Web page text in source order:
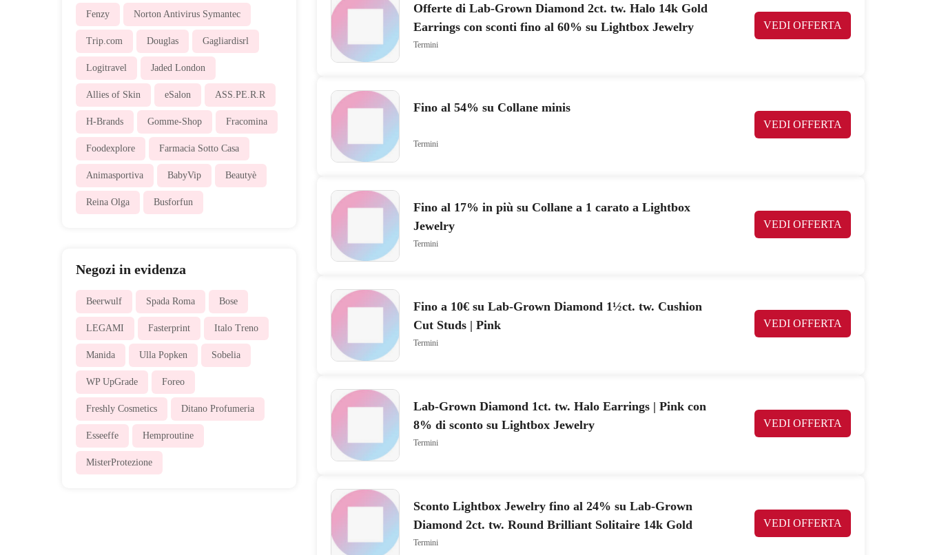
Fenzy Norton Antivirus Symantec
Trip.com Douglas Gagliardisrl
Logitravel Jaded London
Allies of Skin eSalon ASS.PE.R.R
H-Brands Gomme-Shop Fracomina
Foodexplore Farmacia Sotto Casa
Animasportiva BabyVip Beautyè
Reina Olga Busforfun
Negozi in evidenza
Beerwulf Spada Roma Bose
LEGAMI Fasterprint Italo Treno
Manida Ulla Popken Sobelia
WP UpGrade Foreo
Freshly Cosmetics Ditano Profumeria
Esseeffe Hemproutine
MisterProtezione
Offerte di Lab-Grown Diamond 2ct. tw. Halo 14k Gold
Earrings con sconti fino al 60% su Lightbox Jewelry
VEDI OFFERTA
Termini
Fino al 54% su Collane minis
VEDI OFFERTA
Termini
Fino al 17% in più su Collane a 1 carato a Lightbox
Jewelry
VEDI OFFERTA
Termini
Fino a 10€ su Lab-Grown Diamond 1½ct. tw. Cushion
Cut Studs | Pink
VEDI OFFERTA
Termini
Lab-Grown Diamond 1ct. tw. Halo Earrings | Pink con
8% di sconto su Lightbox Jewelry
VEDI OFFERTA
Termini
Sconto Lightbox Jewelry fino al 24% su Lab-Grown
Diamond 2ct. tw. Round Brilliant Solitaire 14k Gold
Studs | White
VEDI OFFERTA
Termini